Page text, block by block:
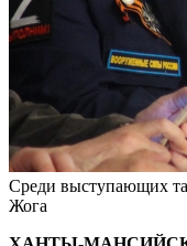
Среди выступающих
Жога